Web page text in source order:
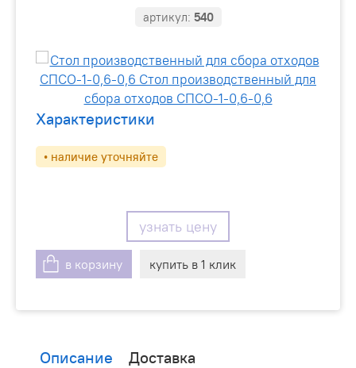
артикул: 540
Характеристики
• наличие уточняйте
узнать цену
в корзину купить в 1 клик
Описание Доставка